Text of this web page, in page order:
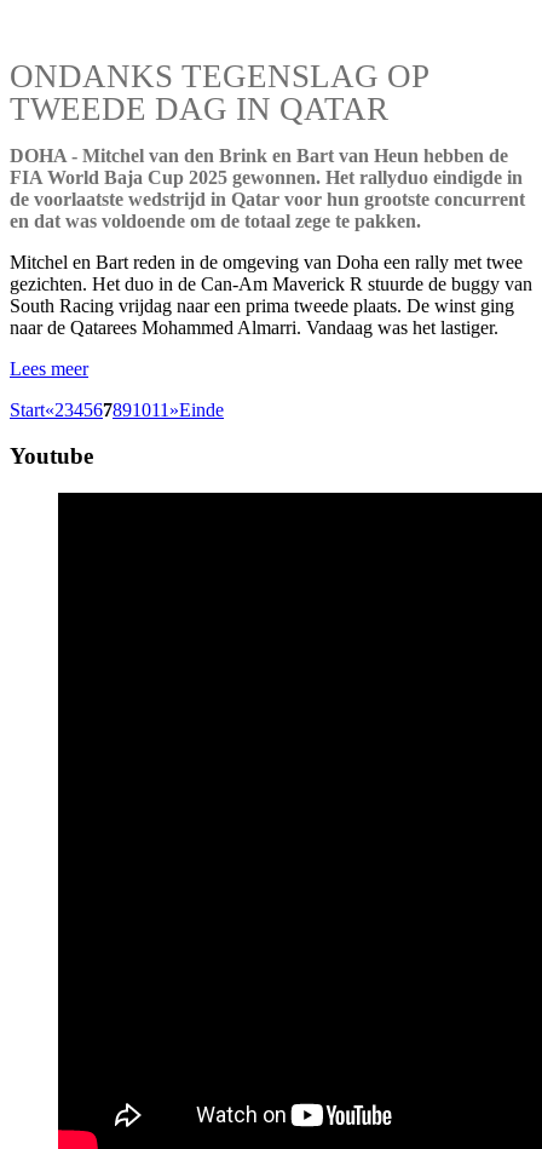
ONDANKS TEGENSLAG OP
TWEEDE DAG IN QATAR
DOHA - Mitchel van den Brink en Bart van Heun hebben de
FIA World Baja Cup 2025 gewonnen. Het rallyduo eindigde in
de voorlaatste wedstrijd in Qatar voor hun grootste concurrent
en dat was voldoende om de totaal zege te pakken.
Mitchel en Bart reden in de omgeving van Doha een rally met twee
gezichten. Het duo in de Can-Am Maverick R stuurde de buggy van
South Racing vrijdag naar een prima tweede plaats. De winst ging
naar de Qatarees Mohammed Almarri. Vandaag was het lastiger.
Lees meer
Start«234567891011 »Einde
Youtube